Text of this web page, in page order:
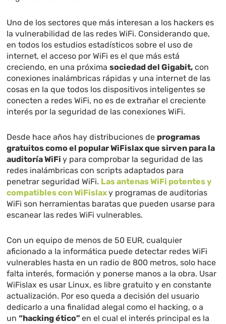
Uno de los sectores que más interesan a los hackers es
la vulnerabilidad de las redes WiFi. Considerando que,
en todos los estudios estadísticos sobre el uso de
internet, el acceso por WiFi es el que más está
creciendo, en una próximasociedad del Gigabit, con
conexiones inalámbricas rápidas y una internet de las
cosas en la que todos los dispositivos inteligentes se
conecten a redes WiFi, no es de extrañar el creciente
interés por la seguridad de las conexiones WiFi.
Desde hace años hay distribuciones de programas
gratuitos como el popular WiFislax que sirven para la
auditoría WiFiy para comprobar la seguridad de las
redes inalámbricas con scripts adaptados para
penetrar seguridad WiFi. Las antenas WiFi potentes y
compatibles con WiFislaxy programas de auditorias
WiFi son herramientas baratas que pueden usarse para
escanear las redes WiFi vulnerables.
Con un equipo de menos de 50 EUR, cualquier
aficionado a la informática puede detectar redes WiFi
vulnerables hasta en un radio de 800 metros, solo hace
falta interés, formación y ponerse manos a la obra. Usar
WiFislax es usar Linux, es libre gratuito y en constante
actualización. Por eso queda a decisión del usuario
dedicarlo a una finalidad alegal como el hacking, o a
un“hacking ético”en el cual el interés principal es la